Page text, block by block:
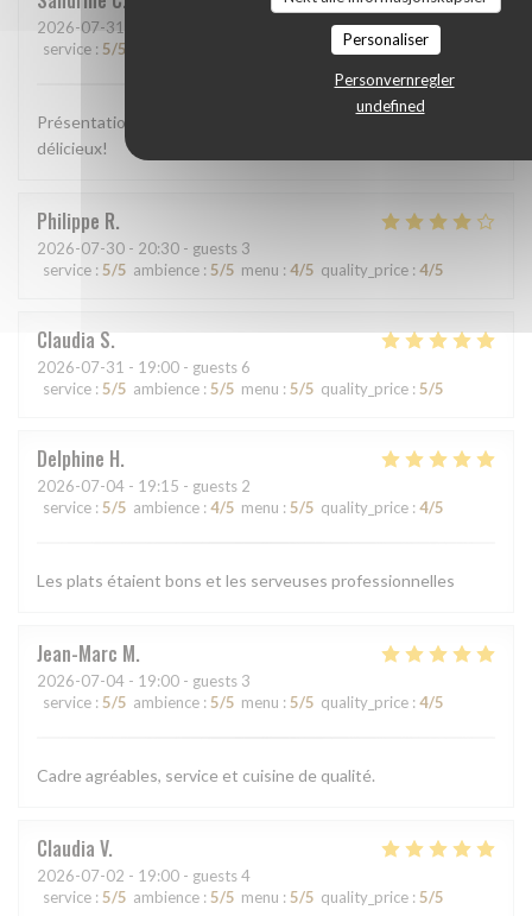
Personaliser
Personvernregler
undefined
2026-07-31
service : 5/5 quality_price: 5 /5
Présentation colorée, appétissante, plats goûteux, c'était
délicieux!
Philippe R
2026-07-30 - 20:30 - guests 3
service : 5/5 ambience : 5/5 menu : 4/5 quality_price : 4/5
Claudia S
2026-07-31 - 19:00 - guests 6
service : 5/5 ambience : 5/5 menu : 5/5 quality_price : 5/5
Delphine H
2026-07-04 - 19:15 - guests 2
service : 5/5 ambience : 4/5 menu : 5/5 quality_price : 4/5
Les plats étaient bons et les serveuses professionnelles
Jean-Marc M
2026-07-04 - 19:00 - guests 3
service : 5/5 ambience : 5/5 menu : 5/5 quality_price : 4/5
Cadre agréables, service et cuisine de qualité.
Claudia V
2026-07-02 - 19:00 - guests 4
service : 5/5 ambience : 5/5 menu : 5/5 quality_price : 5/5